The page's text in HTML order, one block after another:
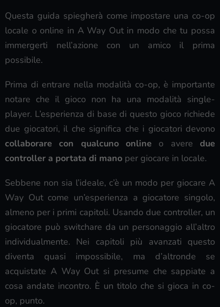
Questa guida spiegherà come impostare una co-op
locale o online in A Way Out in modo che tu possa
immergerti nell’azione con un amico il prima
possibile.
Prima di entrare nella modalità co-op, è importante
notare che il gioco non ha una modalità single-
player. L’esperienza di base di questo gioco richiede
due giocatori, il che significa che i giocatori devono
collaborare con qualcuno online o avere due
controller a portata di mano per giocare in locale.
Sebbene non sia l’ideale, c’è un modo per giocare A
Way Out come un’esperienza a giocatore singolo,
almeno per i primi capitoli. Usando due controller, un
giocatore può switchare da un personaggio all’altro
individualmente. Nei capitoli più avanzati questo
diventa quasi impossibile, ma d’altronde se
acquistate A Way Out si presume che sappiate a
cosa andate incontro. È un titolo che si gioca in co-
op, punto.